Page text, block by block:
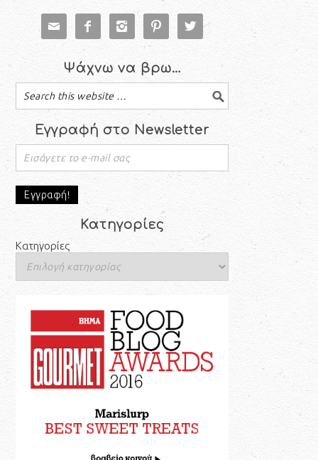
    
Ψάχνω να βρω…
Εγγραφή στο Newsletter
Κατηγορίες
Κατηγορίες